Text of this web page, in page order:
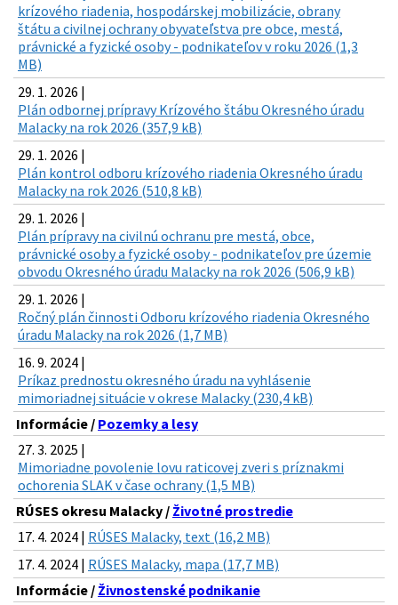
krízového riadenia, hospodárskej mobilizácie, obrany
štátu a civilnej ochrany obyvateľstva pre obce, mestá,
právnické a fyzické osoby - podnikateľov v roku 2026 (1,3
MB)
29. 1. 2026 |
Plán odbornej prípravy Krízového štábu Okresného úradu
Malacky na rok 2026 (357,9 kB)
29. 1. 2026 |
Plán kontrol odboru krízového riadenia Okresného úradu
Malacky na rok 2026 (510,8 kB)
29. 1. 2026 |
Plán prípravy na civilnú ochranu pre mestá, obce,
právnické osoby a fyzické osoby - podnikateľov pre územie
obvodu Okresného úradu Malacky na rok 2026 (506,9 kB)
29. 1. 2026 |
Ročný plán činnosti Odboru krízového riadenia Okresného
úradu Malacky na rok 2026 (1,7 MB)
16. 9. 2024 |
Príkaz prednostu okresného úradu na vyhlásenie
mimoriadnej situácie v okrese Malacky (230,4 kB)
Informácie / Pozemky a lesy
27. 3. 2025 |
Mimoriadne povolenie lovu raticovej zveri s príznakmi
ochorenia SLAK v čase ochrany (1,5 MB)
RÚSES okresu Malacky / Životné prostredie
17. 4. 2024 | RÚSES Malacky, text (16,2 MB)
17. 4. 2024 | RÚSES Malacky, mapa (17,7 MB)
Informácie / Živnostenské podnikanie